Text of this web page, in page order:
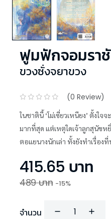
ฟูมฟักจอมรา
ขวงซั่งจยาขวง
(0 Review)
ในชาตินี้ ‘โม่เซี่ยวเหนียง’ ตั้งใ
มากที่สุด แต่เหตุใดเจ้าลูกสุนัขห
ตอแยนางนักเล่า ทั้งยังทำเรื่อง
415.65 บาท
489บาท -15%
จำนวน